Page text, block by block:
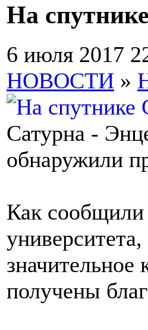
На
6 июля 2017
НОВОСТИ »
Сатурна -
обнаружили
Как сообщили
получены